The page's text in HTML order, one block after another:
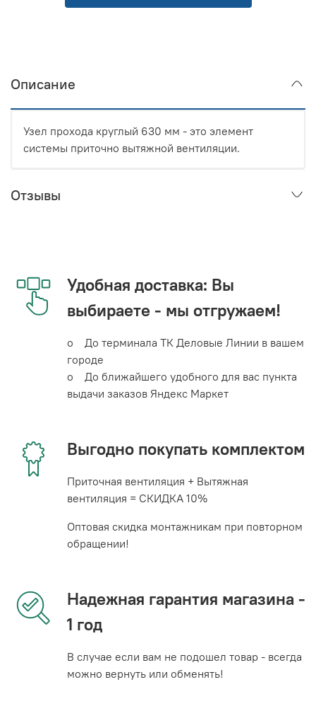
Описание
Узел прохода круглый 630 мм - это элемент
системы приточно вытяжной вентиляции.
Отзывы
Удобная доставка: Вы
выбираете - мы отгружаем!
o До терминала ТК Деловые Линии в вашем
городе
o До ближайшего удобного для вас пункта
выдачи заказов Яндекс Маркет
Выгодно покупать комплектом
Приточная вентиляция + Вытяжная
вентиляция = СКИДКА 10%
Оптовая скидка монтажникам при повторном
обращении!
Надежная гарантия магазина -
1 год
В случае если вам не подошел товар - всегда
можно вернуть или обменять!